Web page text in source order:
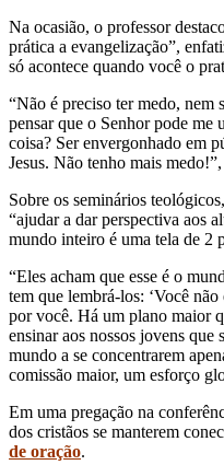
Na ocasião, o professor
prática a evangelização”,
só acontece quando você o
“Não é preciso ter medo, nem
pensar que o Senhor pode me
coisa? Ser envergonhado em
Jesus. Não tenho mais
Sobre os seminários
“ajudar a dar perspectiva aos
mundo inteiro é uma tela de 2
“Eles acham que esse é o
tem que lembrá-los: ‘Você
por você. Há um plano maior
ensinar aos nossos jovens que
mundo a se concentrarem
comissão maior, um esforço
Em uma pregação na
dos cristãos se manterem
de oração.